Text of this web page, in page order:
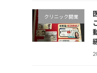
クリニック開業